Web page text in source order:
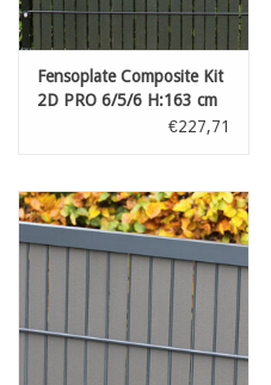
Fensoplate Composite Kit
2D PRO 6/5/6 H:163 cm
€227,71